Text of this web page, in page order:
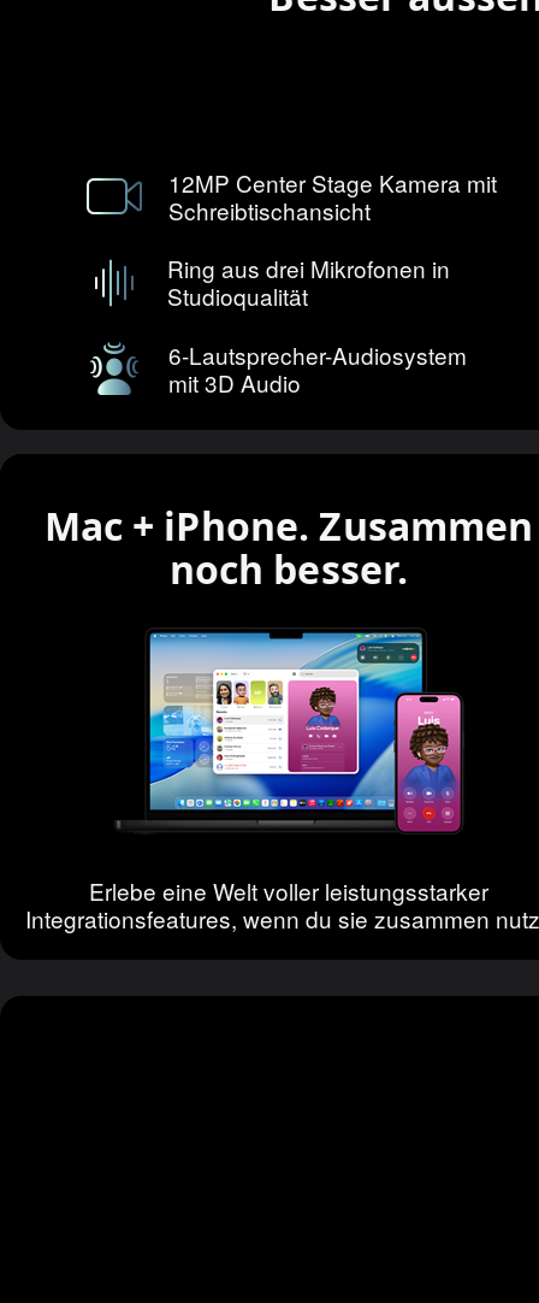
12MP Center Stage Kamera mit
Schreib­tisch­ansicht
Ring aus drei Mikrofonen in
Studioqualität
6‑Lautsprecher-Audiosystem
mit 3D Audio
Mac + iPhone.Zusammen
noch besser.
Erlebe eine Welt voller leistungsstarker
Integrationsfeatures, wenn du sie zusammen